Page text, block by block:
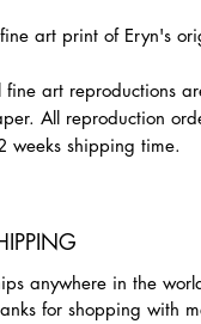
art print of Eryn's
fine art reproductions
All reproduction
weeks shipping time.
anywhere in the
for shopping with